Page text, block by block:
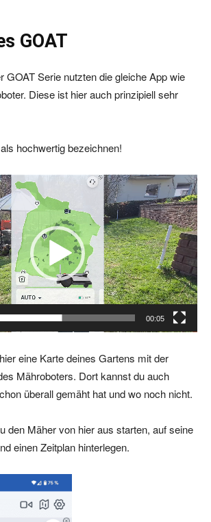
GOAT
GOAT Serie nutzten die gleiche App wie
Diese ist hier auch prinzipiell sehr
hochwertig bezeichnen!
00:05
eine Karte deines Gartens mit der
Mähroboters. Dort kannst du auch
überall gemäht hat und wo noch nicht.
den Mäher von hier aus starten, auf seine
einen Zeitplan hinterlegen.